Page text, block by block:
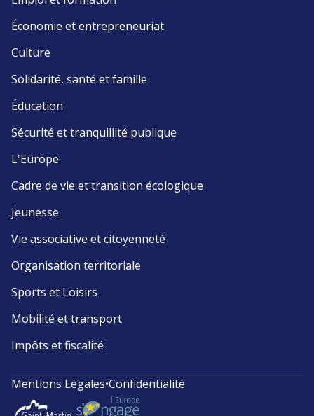
Économie et entrepreneuriat
Culture
Solidarité, santé et famille
Éducation
Sécurité et tranquillité publique
L'Europe
Cadre de vie et transition écologique
Jeunesse
Vie associative et citoyenneté
Organisation territoriale
Sports et Loisirs
Mobilité et transport
Impôts et fiscalité
Mentions Légales•Confidentialité